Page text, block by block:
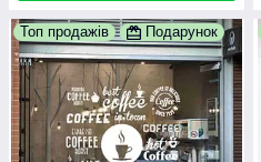
Топ продажів Подарунок